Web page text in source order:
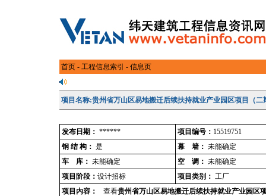
首页 - 工程信息索引 - 信息页
项目名称:贵州省万山区易地搬迁后续扶持就业产业园区项目（二
发布日期： ****** 项目编号： 15519751
钢 结 构： 是 幕 墙： 未能确定
车 库： 未能确定 空 调： 未能确定
项目阶段： 设计招标 项目类别： 工厂
项目内容：
查看贵州省万山区易地搬迁后续扶持就业产业园区